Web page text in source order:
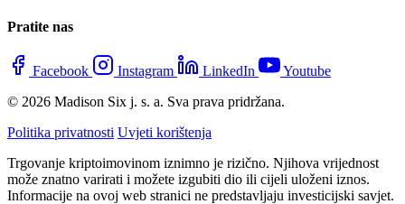
Pratite nas
Facebook Instagram LinkedIn
Youtube
© 2026 Madison Six j. s. a. Sva prava pridržana.
Politika privatnosti Uvjeti korištenja
Trgovanje kriptoimovinom iznimno je rizično. Njihova vrijednost
može znatno varirati i možete izgubiti dio ili cijeli uloženi iznos.
Informacije na ovoj web stranici ne predstavljaju investicijski savjet.